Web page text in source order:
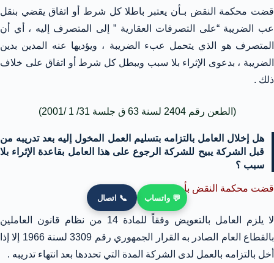
قضت محكمة النقض بـأن يعتبر باطلا كل شرط أو اتفاق يقضي بنقل
عب الضريبة “على التصرفات العقارية ” إلى المتصرف إليه ، أي أن
المتصرف هو الذي يتحمل عبء الضريبة ، ويؤديها عنه المدين بدين
الضريبة ، بدعوى الإثراء بلا سبب ويبطل كل شرط أو اتفاق على خلاف
ذلك .
(الطعن رقم 2404 لسنة 63 ق جلسة 31/ 1 /2001)
هل إخلال العامل بالتزامه بتسليم العمل المخول إليه بعد تدريبه من
قبل الشركة يبيح للشركة الرجوع على هذا العامل بقاعدة الإثراء بلا
سبب ؟
قضت محكمة النقض بأن:
لا يلزم العامل بالتعويض وفقاً للمادة 14 من نظام قانون العاملين
بالقطاع العام الصادر به القرار الجمهوري رقم 3309 لسنة 1966 إلا إذا
أخل بالتزامه بالعمل لدى الشركة المدة التي تحددها بعد انتهاء تدريبه .
💬 واتساب 📞 اتصال